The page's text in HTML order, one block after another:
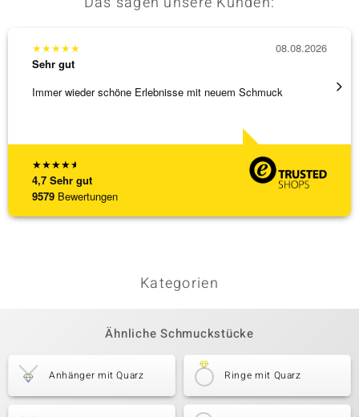
★★★★★
4,7 Sehr gut
9579 Bewertungen
★★★★★
Sehr gut
Immer wieder schöne Erlebnisse mit neuem Schmuck
08.08.2026
Kategorien
Ähnliche Schmuckstücke
Anhänger mit Quarz Ringe mit Quarz